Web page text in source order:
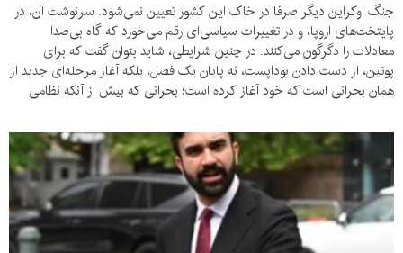
جنگ اوکراین دیگر صرفا در خاک این کشور تعیین نمی‌شود. سرنوشت آن، در
پایتخت‌های اروپا، و در تغییرات سیاسی‌ای رقم می‌خورد که گاه بی‌صدا
معادلات را دگرگون می‌کنند. در چنین شرایطی، شاید بتوان گفت که برای
پوتین، از دست دادن بوداپست، نه پایان یک فصل، بلکه آغاز مرحله‌ای جدید از
همان بحرانی است که خود آغاز کرده است؛ بحرانی که بیش از آنکه نظامی